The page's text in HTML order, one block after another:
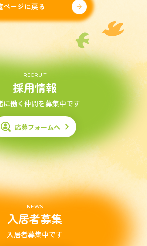
ページに戻る
RECRUIT
採用情報
に働く仲間を募集中です
応募フォームへ
NEWS
入居者募集
入居者募集中です